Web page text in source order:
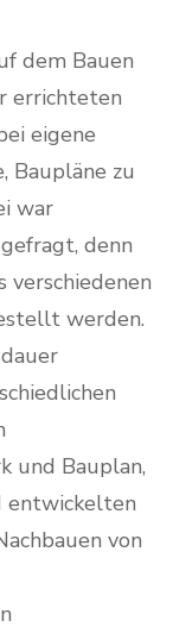
dem Bauen
errichteten
eigene
Baupläne zu
war
denn
werden.
und Bauplan,
entwickelten
von